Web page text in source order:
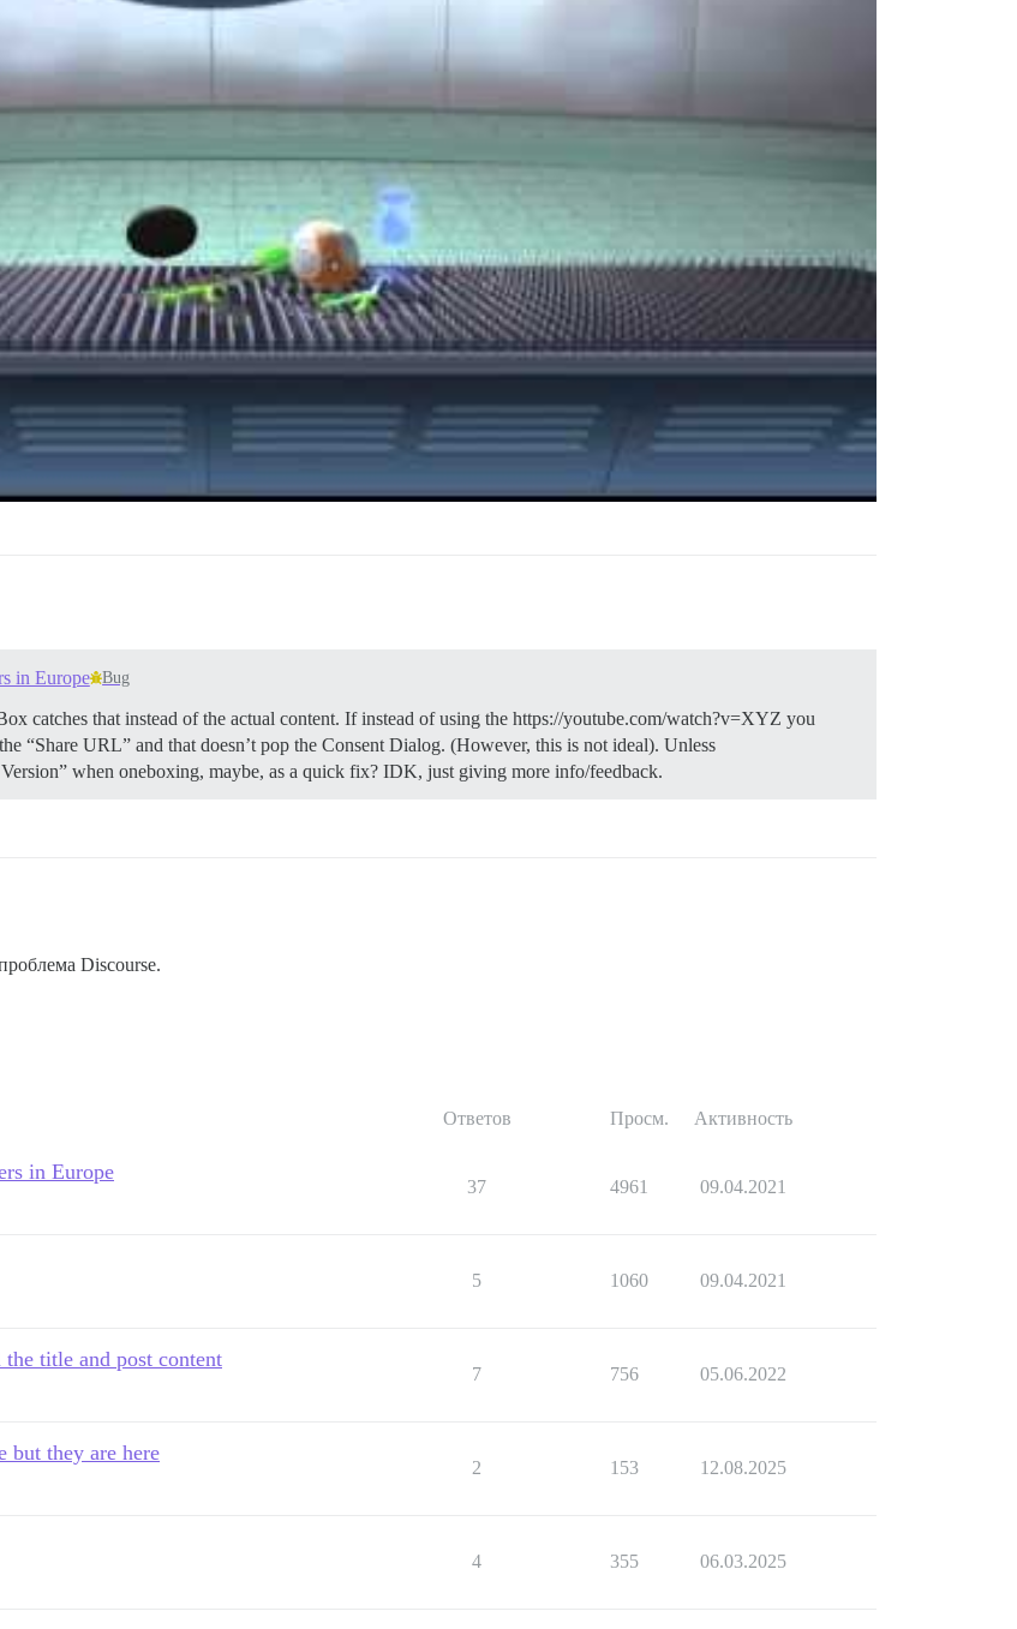
in Europe Bug
catches that instead of the actual content. If instead of using the https://youtube.com/watch?v=XYZ you
“Share URL” and that doesn’t pop the Consent Dialog. (However, this is not ideal). Unless
when oneboxing, maybe, as a quick fix? IDK, just giving more info/feedback.
Discourse.
Ответов Просм. Активность
in Europe
37 4961 09.04.2021
5 1060 09.04.2021
title and post content
7 756 05.06.2022
but they are here
2 153 12.08.2025
4 355 06.03.2025